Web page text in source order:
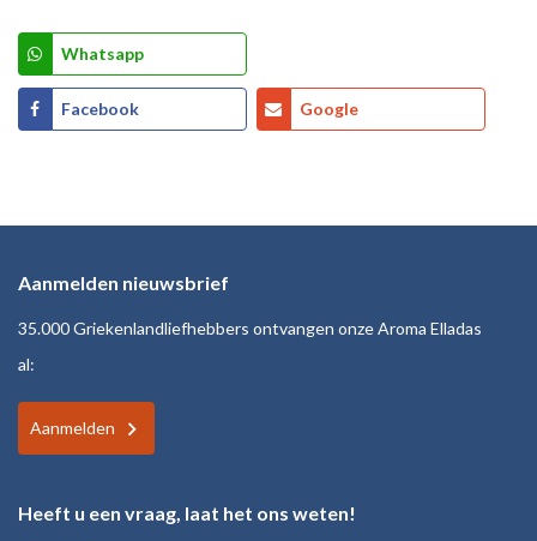
Whatsapp
Facebook Google
Aanmelden nieuwsbrief
35.000 Griekenlandliefhebbers ontvangen onze Aroma Elladas
al:
Aanmelden
Heeft u een vraag, laat het ons weten!